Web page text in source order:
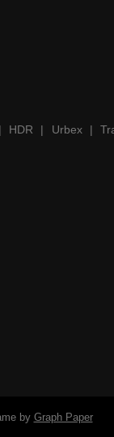
HDR | Urbex |
by Graph Paper